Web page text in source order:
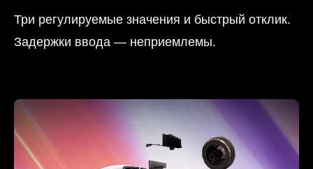
Три регулируемые значения и быстрый отклик.
Задержки ввода — неприемлемы.